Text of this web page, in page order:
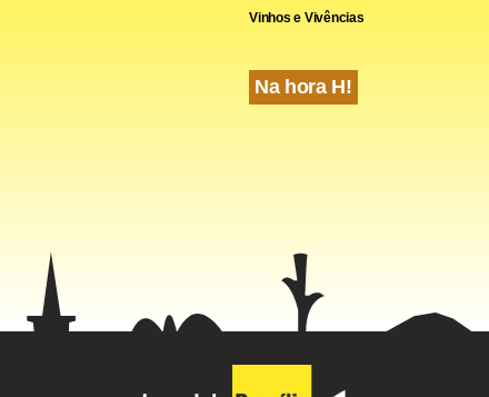
Vinhos e Vivências
Na hora H!